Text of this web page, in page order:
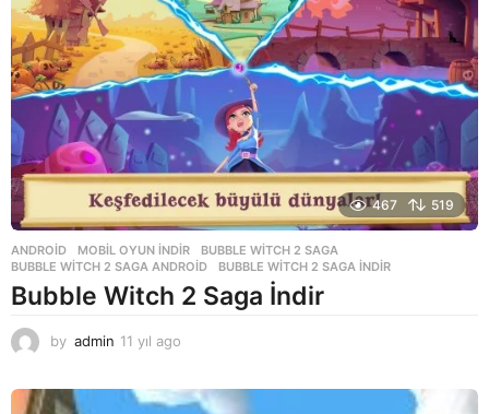
g
o
467 519
ANDROID ,MOBIL OYUN INDIR BUBBLE WITCH 2 SAGA
BUBBLE WITCH 2 SAGA ANDROID
,BUBBLE WITCH 2 SAGA INDIR
Bubble Witch 2 Saga İndir
by admin 11 yıl ago
ı